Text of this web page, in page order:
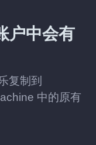
户中会有
复制到
中的原有